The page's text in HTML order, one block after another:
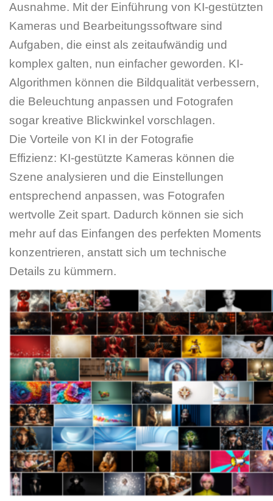
Ausnahme. Mit der Einführung von KI-gestützten
Kameras und Bearbeitungssoftware sind
Aufgaben, die einst als zeitaufwändig und
komplex galten, nun einfacher geworden. KI-
Algorithmen können die Bildqualität verbessern,
die Beleuchtung anpassen und Fotografen
sogar kreative Blickwinkel vorschlagen.
Die Vorteile von KI in der Fotografie
Effizienz: KI-gestützte Kameras können die
Szene analysieren und die Einstellungen
entsprechend anpassen, was Fotografen
wertvolle Zeit spart. Dadurch können sie sich
mehr auf das Einfangen des perfekten Moments
konzentrieren, anstatt sich um technische
Details zu kümmern.